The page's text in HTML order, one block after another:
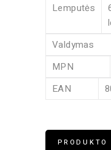
Lemputės
Valdymas
MPN
EAN